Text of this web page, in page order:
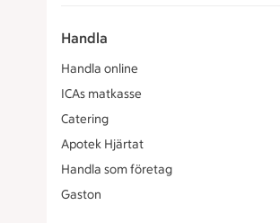
Handla
Handla online
ICAs matkasse
Catering
Apotek Hjärtat
Handla som företag
Gaston